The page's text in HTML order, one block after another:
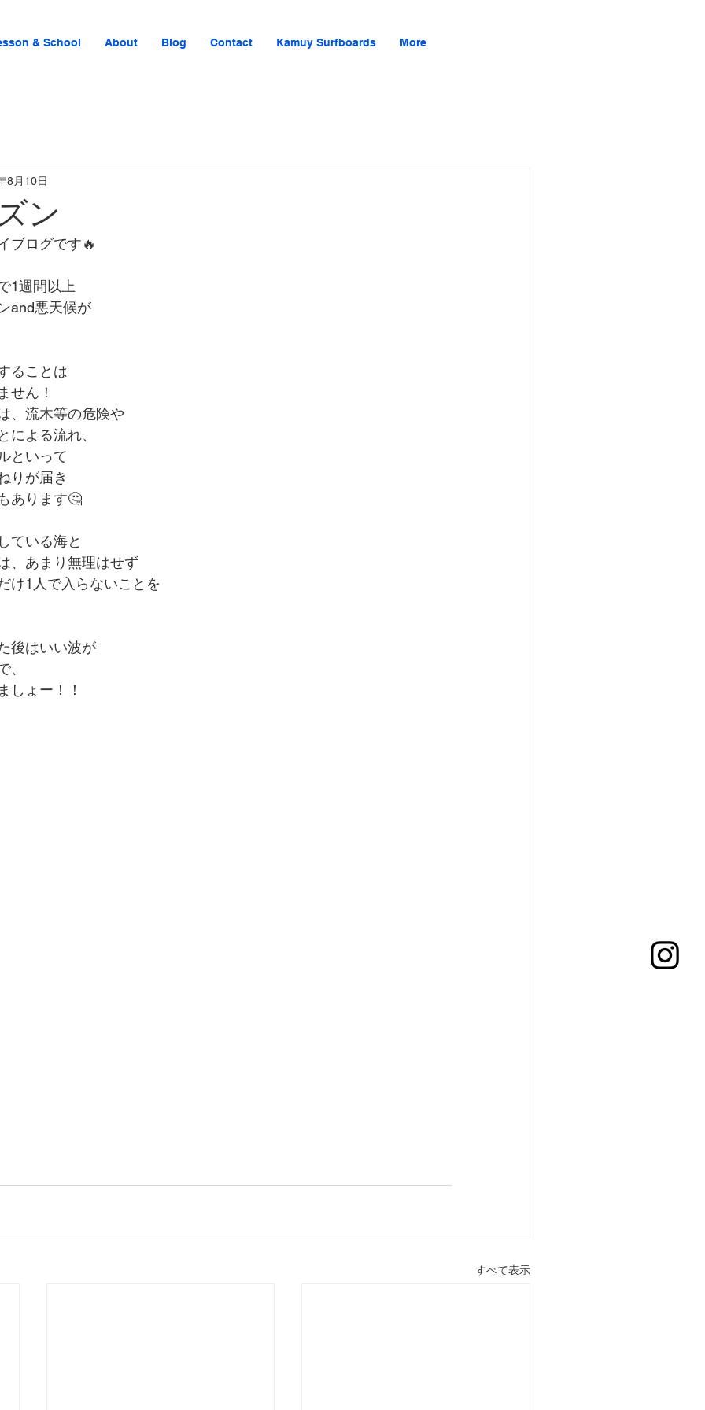
& School About Blog Contact Kamuy Surfboards More
ン
8月10日
ブログです🔥
1週間以上
and悪天候が
ることは
せん！
、流木等の危険や
による流れ、
といって
りが届き
あります🤔
ている海と
、あまり無理はせず
け1人で入らないことを
後はいい波が
、
しょー！！
すべて表示